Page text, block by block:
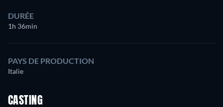
DURÉE
1h 36min
PAYS DE PRODUCTION
Italie
CASTING